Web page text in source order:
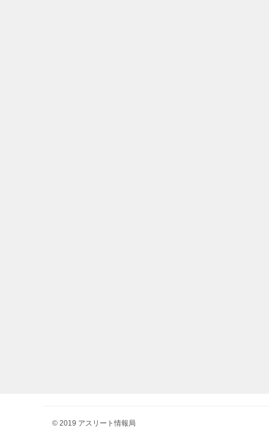
© 2019 アスリート情報局